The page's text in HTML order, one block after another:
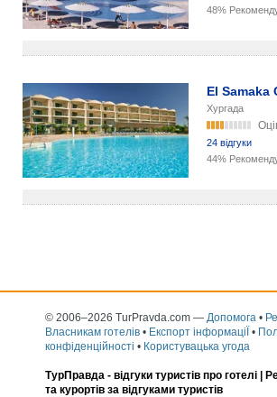
48%
El Samaka
Хургада
24 відгуки
44%
© 2006–2026 TurPravda.com — Допомога •
Власникам готелів • Експорт інформаціЇ •
конфіденційності • Користувацька угода
ТурПравда - відгуки туристів про готелі |
та курортів за відгуками туристів